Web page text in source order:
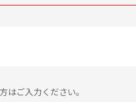
はご入力ください。